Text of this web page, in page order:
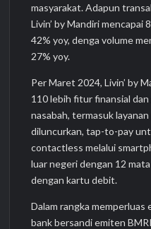
masyarakat. Adapun
Livin’ by Mandiri
42% yoy, denga volume
27% yoy.
Per Maret 2024, Livin’ by
110 lebih fitur finansial
nasabah, termasuk
diluncurkan, tap-to-pay
contactless melalui
luar negeri dengan 12
dengan kartu debit.
Dalam rangka memperluas
bank bersandi emiten